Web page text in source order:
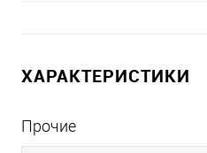
ХАРАКТЕРИСТИКИ
Прочие